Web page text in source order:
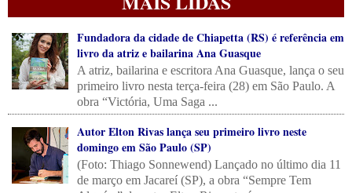
Fundadora da cidade de Chiapetta (RS) é referência em
livro da atriz e bailarina Ana Guasque
A atriz, bailarina e escritora Ana Guasque, lança o seu
primeiro livro nesta terça-feira (28) em São Paulo. A
obra “Victória, Uma Saga ...
Autor Elton Rivas lança seu primeiro livro neste
domingo em São Paulo (SP)
(Foto: Thiago Sonnewend) Lançado no último dia 11
de março em Jacareí (SP), a obra “Sempre Tem